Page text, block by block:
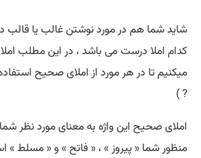
شاید شما هم در مورد نوشتن غالب یا
کدام املا درست می باشد ، در این مطلب
میکنیم تا در هر مورد از املای صحیح
? )
املای صحیح این واژه به معنای مورد نظر
منظور شما « پیروز » ، « فاتح » و « مسلط